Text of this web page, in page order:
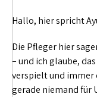
Hallo, hier spricht
Die Pfleger hier
– und ich glaube,
verspielt und immer
gerade niemand für